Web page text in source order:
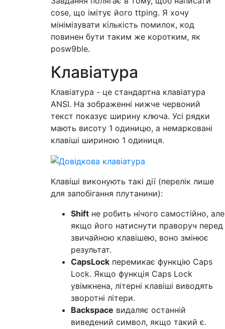
cose, що імітує його ttping. Я хочу
мінімізувати кількість помилок, код
повинен бути таким же коротким, як
posw9ble.
Клавіатура
Клавіатура - це стандартна клавіатура
ANSI. На зображенні нижче червоний
текст показує ширину ключа. Усі рядки
мають висоту 1 одиницю, а немарковані
клавіші шириною 1 одиниця.
Клавіші виконують такі дії (перелік лише
для запобігання плутанини):
Shift не робить нічого самостійно, але
якщо його натиснути праворуч перед
звичайною клавішею, воно змінює
результат.
CapsLock перемикає функцію Caps
Lock. Якщо функція Caps Lock
увімкнена, літерні клавіші виводять
зворотні літери.
Backspace видаляє останній
виведений символ, якщо такий є.